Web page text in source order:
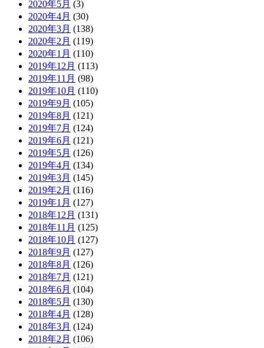
2020年5月 (3)
2020年4月 (30)
2020年3月 (138)
2020年2月 (119)
2020年1月 (110)
2019年12月 (113)
2019年11月 (98)
2019年10月 (110)
2019年9月 (105)
2019年8月 (121)
2019年7月 (124)
2019年6月 (121)
2019年5月 (126)
2019年4月 (134)
2019年3月 (145)
2019年2月 (116)
2019年1月 (127)
2018年12月 (131)
2018年11月 (125)
2018年10月 (127)
2018年9月 (127)
2018年8月 (126)
2018年7月 (121)
2018年6月 (104)
2018年5月 (130)
2018年4月 (128)
2018年3月 (124)
2018年2月 (106)